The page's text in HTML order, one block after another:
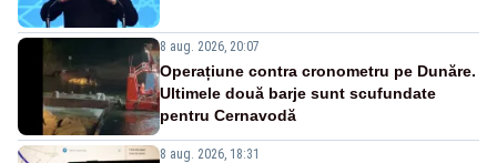
8 aug. 2026, 20:07
Operațiune contra cronometru pe Dunăre.
Ultimele două barje sunt scufundate
pentru Cernavodă
8 aug. 2026, 18:31